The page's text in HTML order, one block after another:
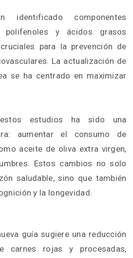
identificado componentes
polifenoles y ácidos grasos
para la prevención de
La actualización de
se ha centrado en maximizar
estudios ha sido una
aumentar el consumo de
aceite de oliva extra virgen,
Estos cambios no solo
saludable, sino que también
y la longevidad.
guía sugiere una reducción
carnes rojas y procesadas,